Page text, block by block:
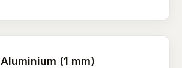
Aluminium (1 mm)